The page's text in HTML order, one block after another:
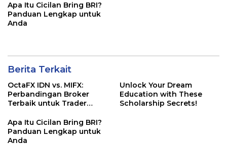
Apa Itu Cicilan Bring BRI?
Panduan Lengkap untuk
Anda
Berita Terkait
OctaFX IDN vs. MIFX:
Perbandingan Broker
Terbaik untuk Trader
Unlock Your Dream
Education with These
Scholarship Secrets!
Apa Itu Cicilan Bring BRI?
Panduan Lengkap untuk
Anda